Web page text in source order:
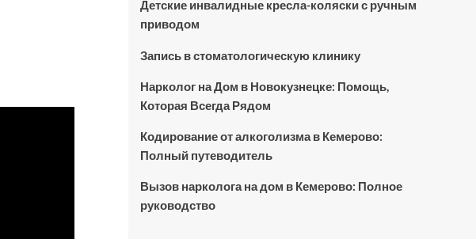
Детские инвалидные кресла-коляски с ручным
приводом
Запись в стоматологическую клинику
Нарколог на Дом в Новокузнецке: Помощь,
Которая Всегда Рядом
Кодирование от алкоголизма в Кемерово:
Полный путеводитель
Вызов нарколога на дом в Кемерово: Полное
руководство